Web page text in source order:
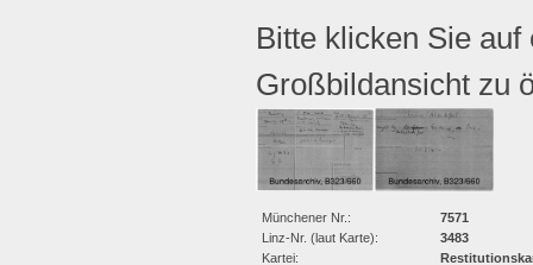
Bitte klicken Sie
Großbildansicht zu
Münchener Nr.:
7571
Linz-Nr. (laut Karte):
3483
Kartei: